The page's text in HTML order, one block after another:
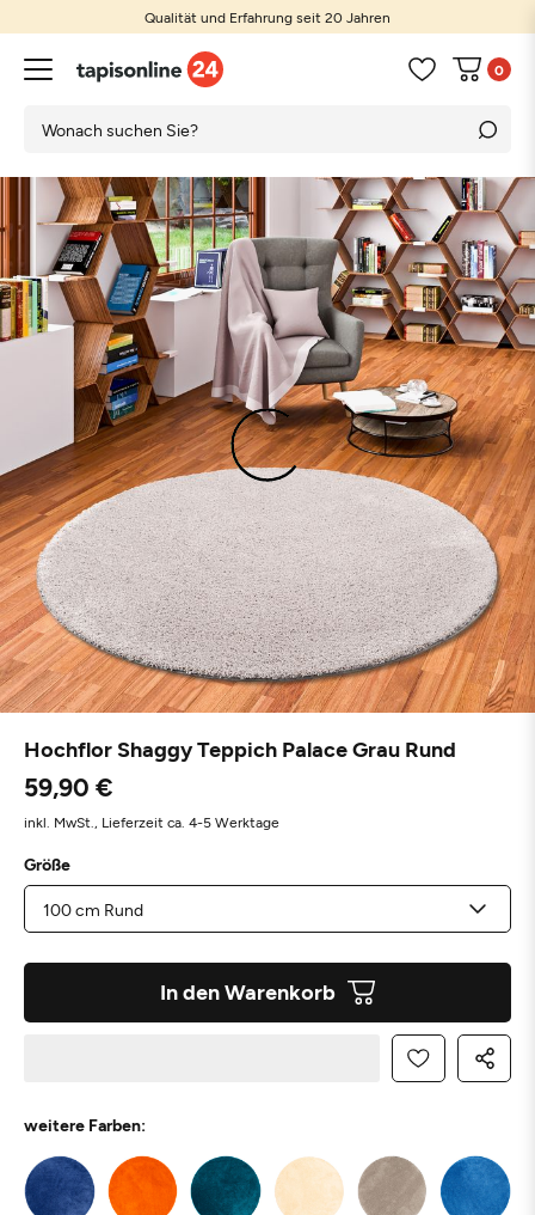
Qualität und Erfahrung seit 20 Jahren
0
Hochflor Shaggy Teppich Palace Grau Rund
59,90 €
inkl. MwSt., Lieferzeit ca. 4-5 Werktage
Größe
In den Warenkorb
weitere Farben: